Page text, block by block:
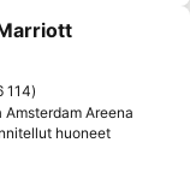
114
Areena
huoneetKatso